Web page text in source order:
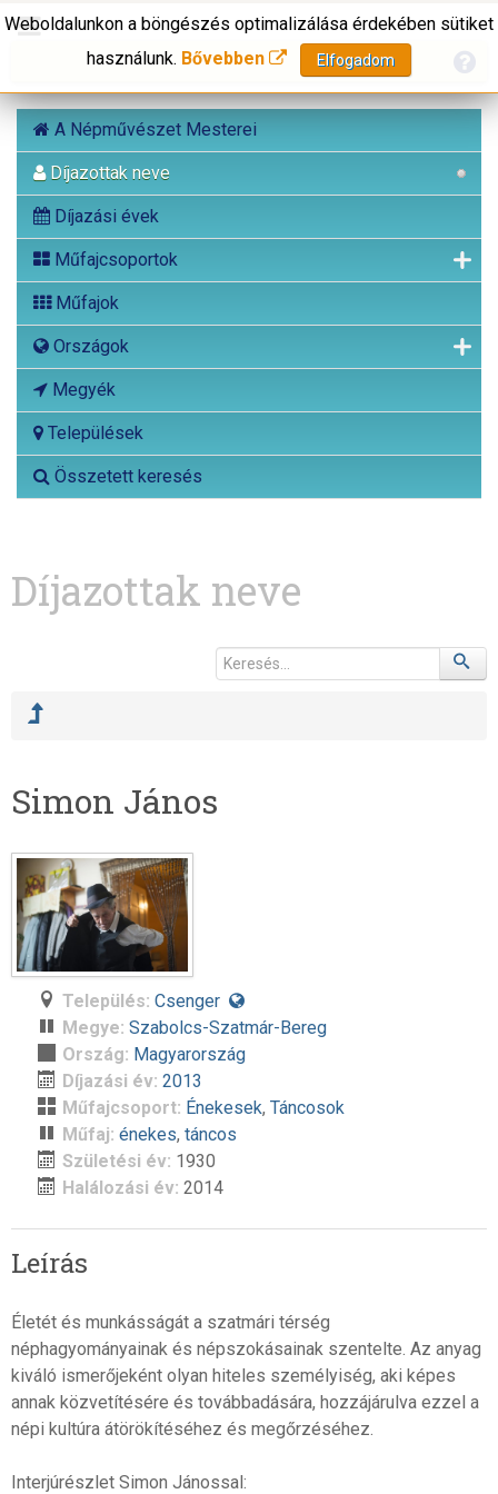
A Népművészet Mesterei
Díjazottak neve
Díjazási évek
Műfajcsoportok
Műfajok
Országok
Megyék
Települések
Összetett keresés
Weboldalunkon a böngészés optimalizálása érdekében sütiket
használunk. Bővebben Elfogadom
Díjazottak neve
Simon János
Település: Csenger
Megye: Szabolcs-Szatmár-Bereg
Ország: Magyarország
Díjazási év: 2013
Műfajcsoport: Énekesek, Táncosok
Műfaj: énekes, táncos
Születési év: 1930
Halálozási év: 2014
Leírás
Életét és munkásságát a szatmári térség
néphagyományainak és népszokásainak szentelte. Az anyag
kiváló ismerőjeként olyan hiteles személyiség, aki képes
annak közvetítésére és továbbadására, hozzájárulva ezzel a
népi kultúra átörökítéséhez és megőrzéséhez.
Interjúrészlet Simon Jánossal: